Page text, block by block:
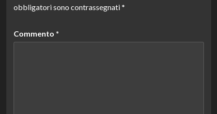
obbligatori sono contrassegnati*
Commento *